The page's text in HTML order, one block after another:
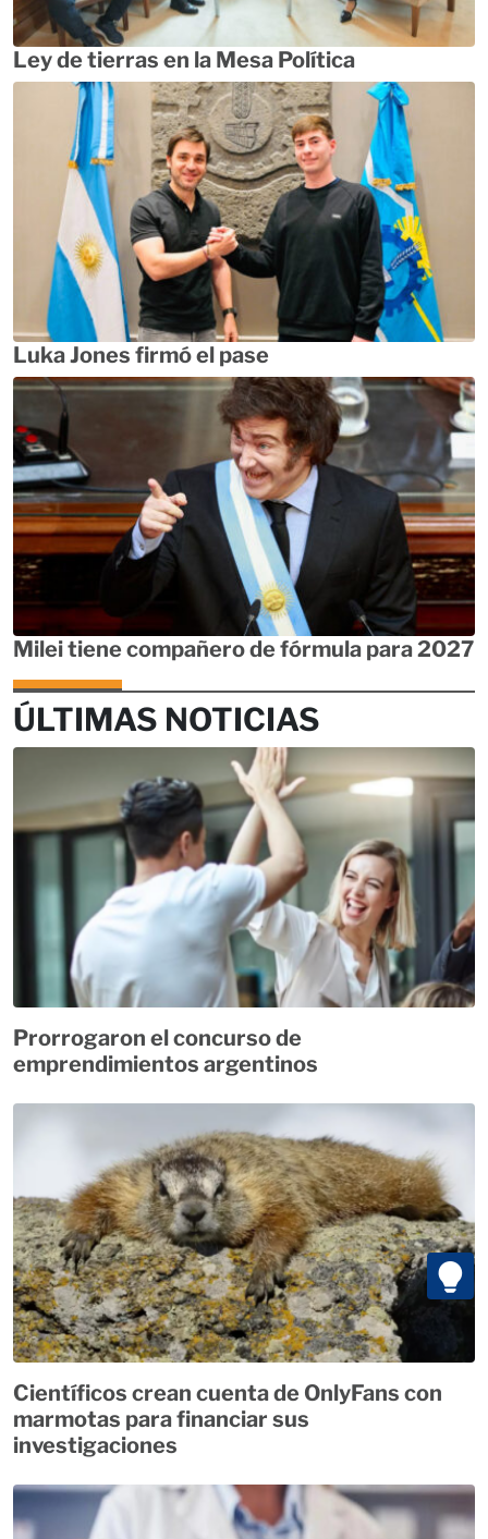
Ley de tierras en la Mesa Política
Luka Jones firmó el pase
Milei tiene compañero de fórmula para 2027
ÚLTIMAS NOTICIAS
Prorrogaron el concurso de
emprendimientos argentinos
Científicos crean cuenta de OnlyFans con
marmotas para financiar sus
investigaciones